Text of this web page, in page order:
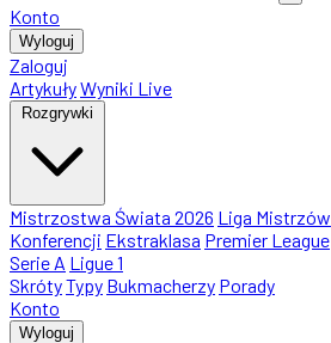
Konto
Wyloguj
Zaloguj
ArtykułyWyniki Live
Rozgrywki
Mistrzostwa Świata 2026 Liga Mistrzów
Konferencji Ekstraklasa Premier League
Serie A Ligue 1
SkrótyTypy Bukmacherzy Porady
Konto
Wyloguj